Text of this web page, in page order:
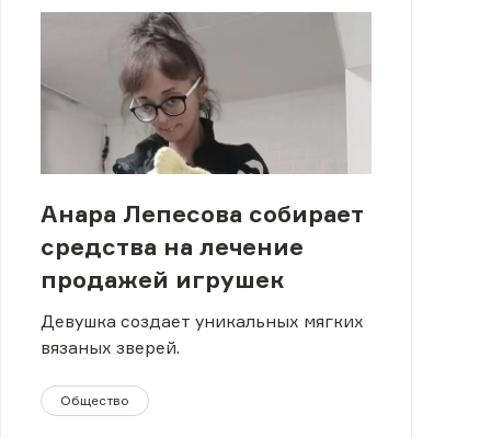
Анара Лепесова собирает
средства на лечение
продажей игрушек
Девушка создает уникальных мягких
вязаных зверей.
Общество